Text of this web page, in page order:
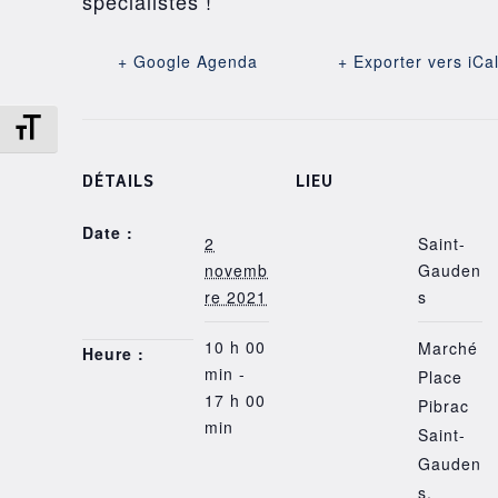
Changer la taille de la police
+ Google Agenda + Exporter vers
DÉTAILS
Date :
2
novemb
re 2021
Heure :
10 h 00
min -
17 h 00
min
LIEU
Saint-
Gauden
s
Marché
Place
Pibrac
Saint-
Gauden
s,